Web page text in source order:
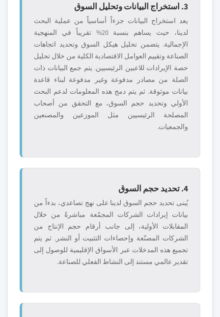
3. استخراج البيانات وتحليل السوق
يعد استخراج البيانات جزءاً أساسياً من عملية البحث
لدينا، حيث يساهم بنسبة 20% تقريباً في المنهجية
الإجمالية. يتضمن تحليل هيكل السوق وتحديد اتجاهات
الصناعة وتقييم العوامل الاقتصادية الكلية من خلال تحليل
حصة الإيرادات للاعبين الرئيسيين. يتم جمع البيانات ذات
الصلة من مصادر مدفوعة وغير مدفوعة لبناء قاعدة
بيانات موثوقة. ثم يتم دمج هذه المعلومات لدعم البحث
الأولي وتحديد حجم السوق، مع التحقق من أصحاب
المصلحة الرئيسيين مثل الموزعين والمصنعين
والجمعيات.
4. تحديد حجم السوق
يُبنى تحديد حجم السوق لدينا على نهج تصاعدي، بدءاً من
بيانات إيرادات الشركات المجمّعة مباشرةً من خلال
المقابلات الأولية، إلى جانب أرقام حجم الإنتاج من
الشركات المصنّعة وإحصاءات التثبيت أو النشر. ثم يتم
تجميع هذه المدخلات عبر الأسواق الإقليمية للوصول إلى
تقدير عالمي مستند إلى النشاط الفعلي للصناعة.